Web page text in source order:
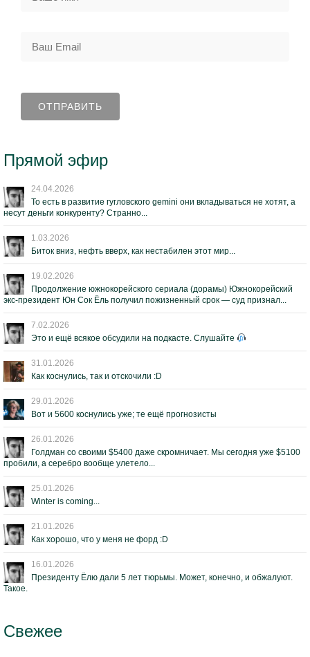
Прямой эфир
24.04.2026
То есть в развитие гугловского gemini они вкладываться не хотят, а
несут деньги конкуренту? Странно...
1.03.2026
Биток вниз, нефть вверх, как нестабилен этот мир...
19.02.2026
Продолжение южнокорейского сериала (дорамы) Южнокорейский
экс-президент Юн Сок Ёль получил пожизненный срок — суд признал...
7.02.2026
Это и ещё всякое обсудили на подкасте. Слушайте
31.01.2026
Как коснулись, так и отскочили :D
29.01.2026
Вот и 5600 коснулись уже; те ещё прогнозисты
26.01.2026
Голдман со своими $5400 даже скромничает. Мы сегодня уже $5100
пробили, а серебро вообще улетело...
25.01.2026
Winter is coming...
21.01.2026
Как хорошо, что у меня не форд :D
16.01.2026
Президенту Ёлю дали 5 лет тюрьмы. Может, конечно, и обжалуют.
Такое.
Свежее